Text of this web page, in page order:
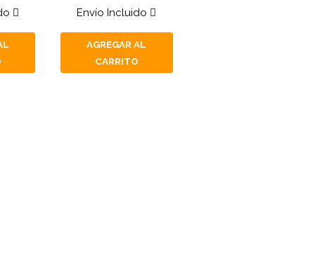
de
5
Envío Incluido
AGREGAR AL
CARRITO